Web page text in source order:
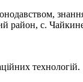
район, с.
технологій.